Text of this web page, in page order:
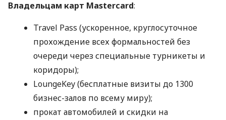
Владельцам карт Mastercard:
Travel Pass (ускоренное, круглосуточное
прохождение всех формальностей без
очереди через специальные турникеты и
коридоры);
LoungeKey (бесплатные визиты до 1300
бизнес-залов по всему миру);
прокат автомобилей и скидки на